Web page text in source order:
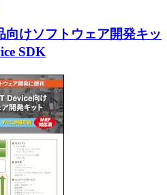
向けソフトウェア開発キッ
SDK